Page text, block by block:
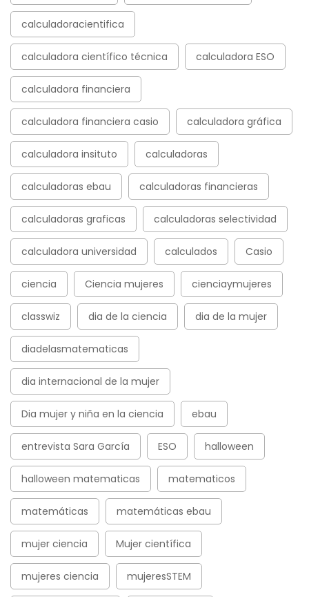
calculadoracientifica
calculadora científico técnica calculadora ESO
calculadora financiera
calculadora financiera casio calculadora gráfica
calculadora insituto calculadoras
calculadoras ebau calculadoras financieras
calculadoras graficas calculadoras selectividad
calculadora universidad calculados Casio
ciencia Ciencia mujeres cienciaymujeres
classwiz dia de la ciencia dia de la mujer
diadelasmatematicas
dia internacional de la mujer
Dia mujer y niña en la ciencia ebau
entrevista Sara García ESO halloween
halloween matematicas matematicos
matemáticas matemáticas ebau
mujer ciencia Mujer científica
mujeres ciencia mujeresSTEM